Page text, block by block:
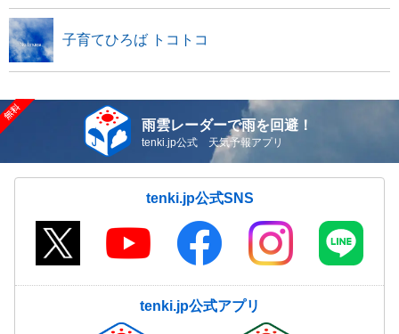
子育てひろば トコトコ
雨雲レーダーで雨を回避！
tenki.jp公式 天気予報アプリ
tenki.jp公式SNS
tenki.jp公式アプリ